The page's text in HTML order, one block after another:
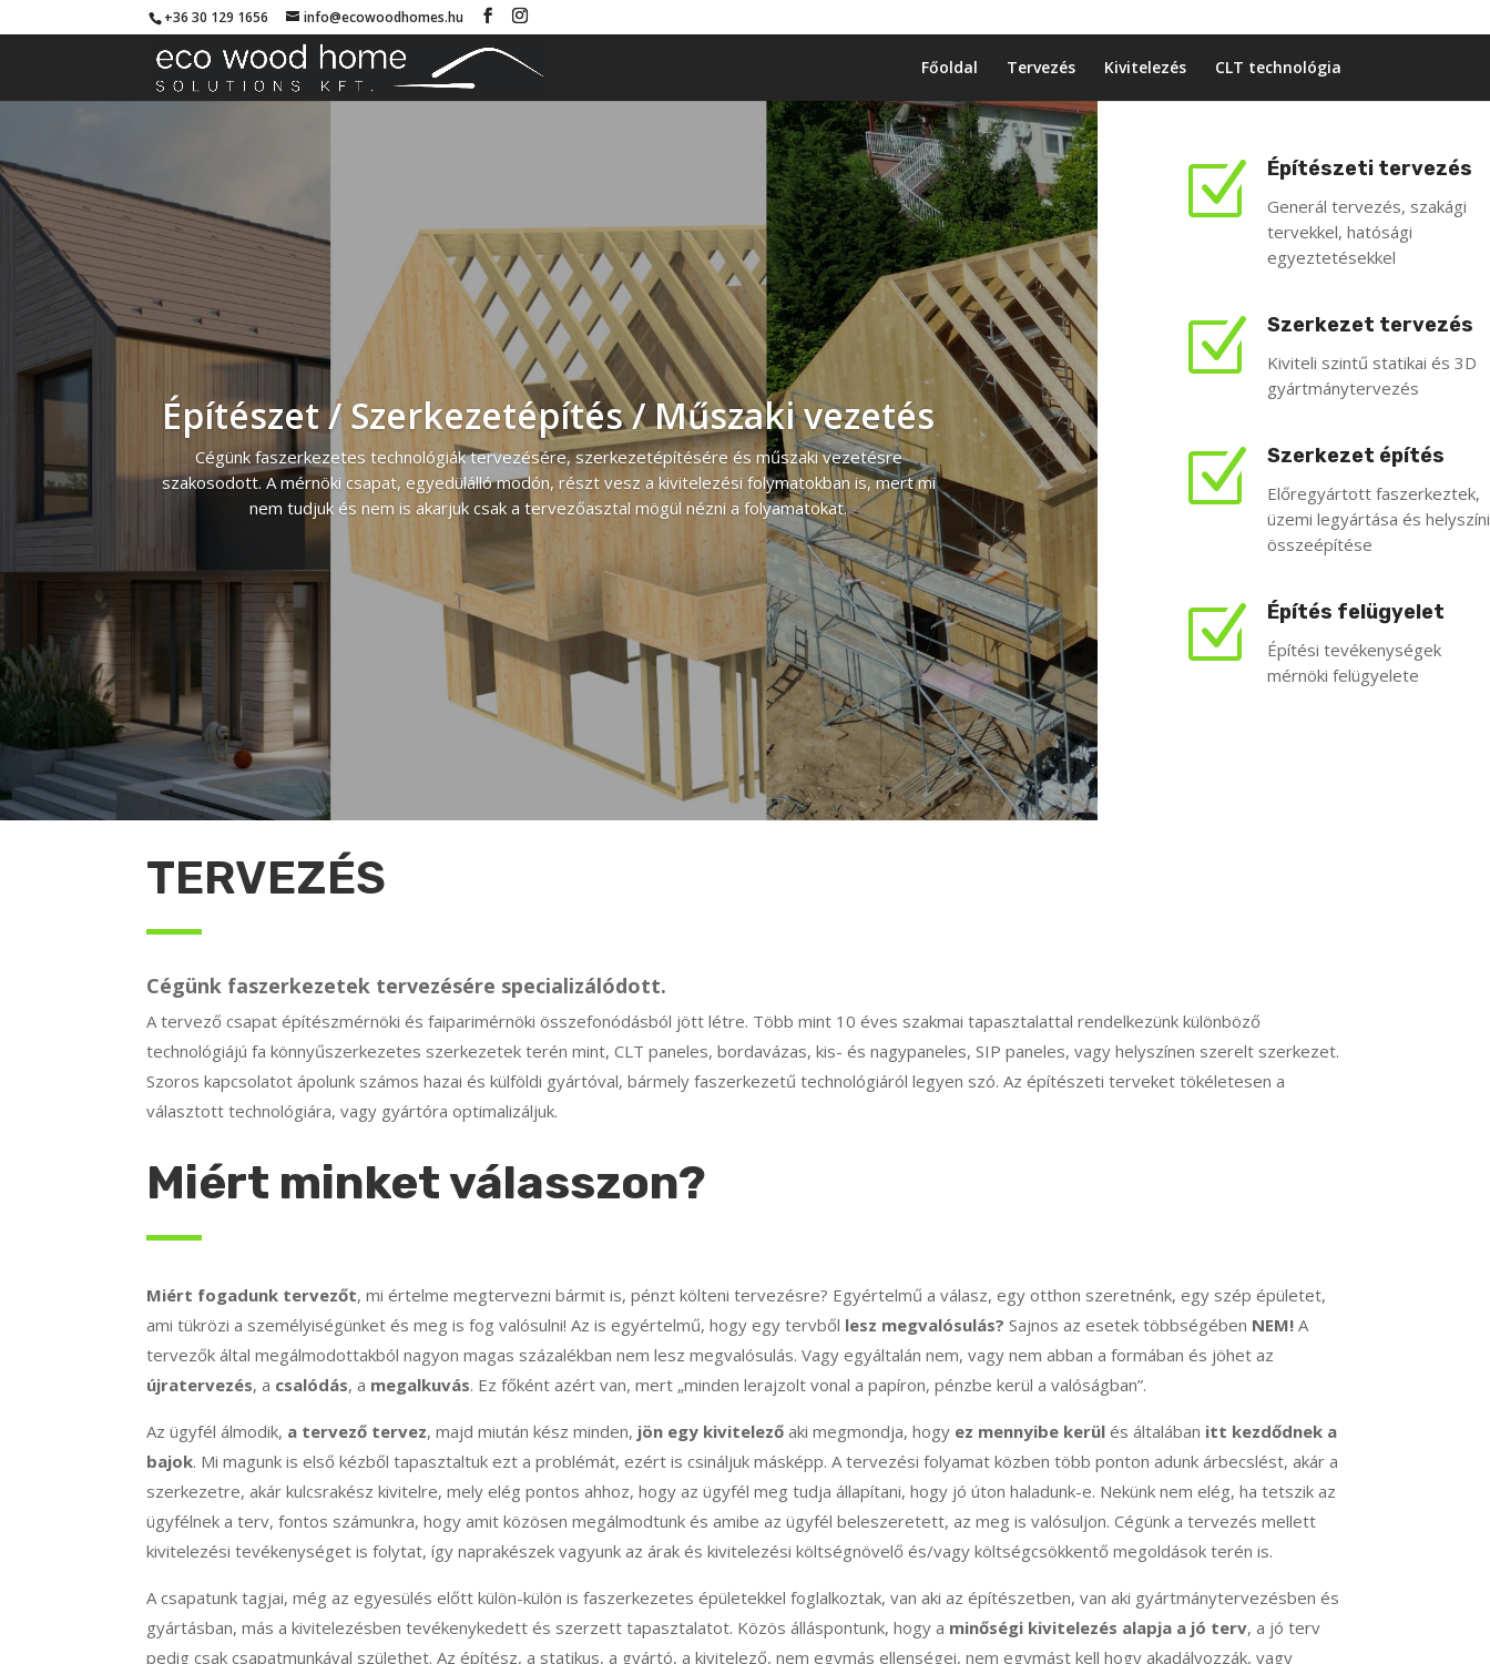
+36 30 129 1656 info@ecowoodhomes.hu
Főoldal Tervezés Kivitelezés CLT technológia
Építészet / Szerkezetépítés / Műszaki vezetés
Cégünk faszerkezetes technológiák tervezésére, szerkezetépítésére és műszaki vezetésre
szakosodott. A mérnöki csapat, egyedülálló modón, részt vesz a kivitelezési folymatokban is, mert mi
nem tudjuk és nem is akarjuk csak a tervezőasztal mögül nézni a folyamatokat.
Z Építészeti tervezés
Generál tervezés, szakági
tervekkel, hatósági
egyeztetésekkel
Z Szerkezet tervezés
Kiviteli szintű statikai és 3D
gyártmánytervezés
Z Szerkezet építés
Előregyártott faszerkeztek,
üzemi legyártása és helyszíni
összeépítése
Z Építés felügyelet
Építési tevékenységek
mérnöki felügyelete
TERVEZÉS
Cégünk faszerkezetek tervezésére specializálódott.
A tervező csapat építészmérnöki és faiparimérnöki összefonódásból jött létre. Több mint 10 éves szakmai tapasztalattal rendelkezünk különböző
technológiájú fa könnyűszerkezetes szerkezetek terén mint, CLT paneles, bordavázas, kis- és nagypaneles, SIP paneles, vagy helyszínen szerelt szerkezet.
Szoros kapcsolatot ápolunk számos hazai és külföldi gyártóval, bármely faszerkezetű technológiáról legyen szó. Az építészeti terveket tökéletesen a
választott technológiára, vagy gyártóra optimalizáljuk.
Miért minket válasszon?
Miért fogadunk tervezőt, mi értelme megtervezni bármit is, pénzt költeni tervezésre? Egyértelmű a válasz, egy otthon szeretnénk, egy szép épületet,
ami tükrözi a személyiségünket és meg is fog valósulni! Az is egyértelmű, hogy egy tervből lesz megvalósulás? Sajnos az esetek többségében NEM! A
tervezők által megálmodottakból nagyon magas százalékban nem lesz megvalósulás. Vagy egyáltalán nem, vagy nem abban a formában és jöhet az
újratervezés, a csalódás, a megalkuvás. Ez főként azért van, mert „minden lerajzolt vonal a papíron, pénzbe kerül a valóságban”.
Az ügyfél álmodik, a tervező tervez, majd miután kész minden, jön egy kivitelező aki megmondja, hogy ez mennyibe kerül és általában itt kezdődnek a
bajok. Mi magunk is első kézből tapasztaltuk ezt a problémát, ezért is csináljuk másképp. A tervezési folyamat közben több ponton adunk árbecslést, akár a
szerkezetre, akár kulcsrakész kivitelre, mely elég pontos ahhoz, hogy az ügyfél meg tudja állapítani, hogy jó úton haladunk-e. Nekünk nem elég, ha tetszik az
ügyfélnek a terv, fontos számunkra, hogy amit közösen megálmodtunk és amibe az ügyfél beleszeretett, az meg is valósuljon. Cégünk a tervezés mellett
kivitelezési tevékenységet is folytat, így naprakészek vagyunk az árak és kivitelezési költségnövelő és/vagy költségcsökkentő megoldások terén is.
A csapatunk tagjai, még az egyesülés előtt külön-külön is faszerkezetes épületekkel foglalkoztak, van aki az építészetben, van aki gyártmánytervezésben és
gyártásban, más a kivitelezésben tevékenykedett és szerzett tapasztalatot. Közös álláspontunk, hogy a minőségi kivitelezés alapja a jó terv, a jó terv
pedig csak csapatmunkával születhet. Az építész, a statikus, a gyártó, a kivitelező, nem egymás ellenségei, nem egymást kell hogy akadályozzák, vagy